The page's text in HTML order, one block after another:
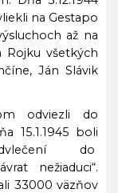
na Gestapo
až na
Rojku všetkých
Ján Slávik
odviezli do
15.1.1945 boli
do
nežiaduci“.
33000 väzňov